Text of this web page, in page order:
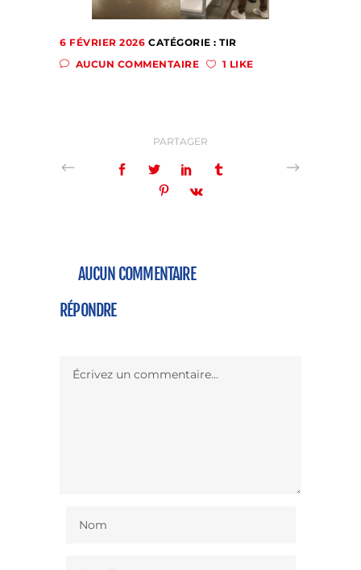
6 FÉVRIER 2026 CATÉGORIE : TIR
AUCUN COMMENTAIRE
1 LIKE
PARTAGER
AUCUN COMMENTAIRE
RÉPONDRE